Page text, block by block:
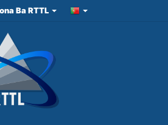
Ba RTTL